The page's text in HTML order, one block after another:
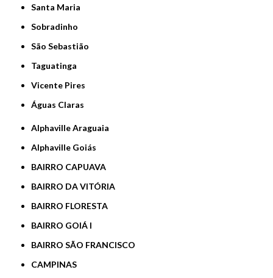
Santa Maria
Sobradinho
São Sebastião
Taguatinga
Vicente Pires
Águas Claras
Alphaville Araguaia
Alphaville Goiás
BAIRRO CAPUAVA
BAIRRO DA VITÓRIA
BAIRRO FLORESTA
BAIRRO GOIÁ I
BAIRRO SÃO FRANCISCO
CAMPINAS